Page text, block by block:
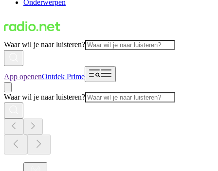
Onderwerpen
Waar wil je naar luisteren?
App openenOntdek Prime
Waar wil je naar luisteren?